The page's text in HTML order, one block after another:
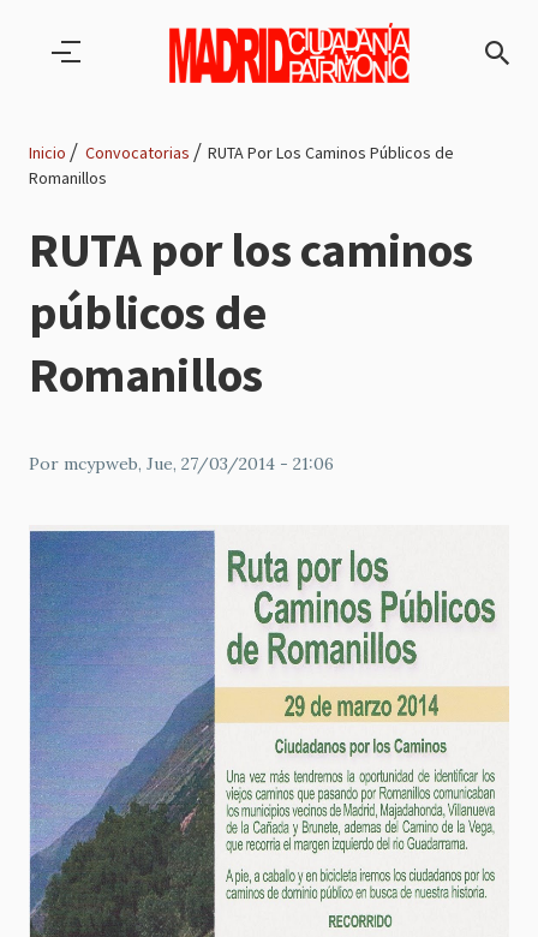
de
navegación
Inicio Convocatorias
RUTA Por Los Caminos Públicos de
Romanillos
RUTA por los caminos
públicos de
Romanillos
Por mcypweb, Jue, 27/03/2014 - 21:06